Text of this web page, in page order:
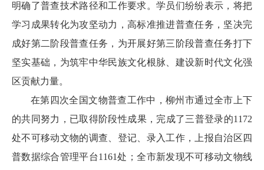
明确了普查技术路径和工作要求。学员们纷纷表示，将把
学习成果转化为攻坚动力，高标准推进普查任务，坚决完
成好第二阶段普查任务，为开展好第三阶段普查任务打下
坚实基础，为筑牢中华民族文化根脉、建设新时代文化强
区贡献力量。
在第四次全国文物普查工作中，柳州市通过全市上下
的共同努力，已取得阶段性成果，完成了三普登录的1172
处不可移动文物的调查、登记、录入工作，上报自治区四
普数据综合管理平台1161处；全市新发现不可移动文物线